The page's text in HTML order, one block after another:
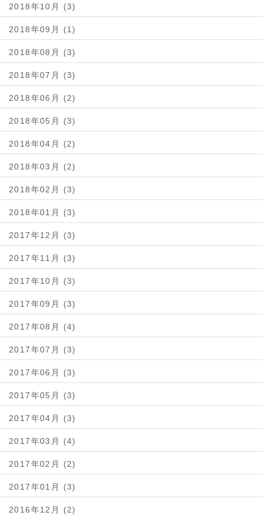
2018年10月 (3)
2018年09月 (1)
2018年08月 (3)
2018年07月 (3)
2018年06月 (2)
2018年05月 (3)
2018年04月 (2)
2018年03月 (2)
2018年02月 (3)
2018年01月 (3)
2017年12月 (3)
2017年11月 (3)
2017年10月 (3)
2017年09月 (3)
2017年08月 (4)
2017年07月 (3)
2017年06月 (3)
2017年05月 (3)
2017年04月 (3)
2017年03月 (4)
2017年02月 (2)
2017年01月 (3)
2016年12月 (2)